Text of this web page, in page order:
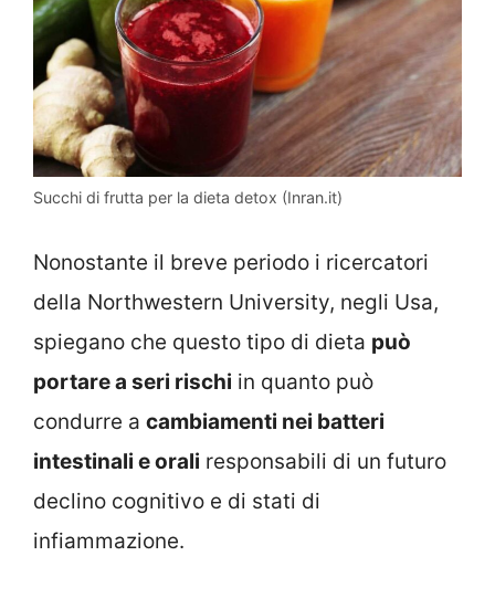
Succhi di frutta per la dieta detox (Inran.it)
Nonostante il breve periodo i ricercatori
della Northwestern University, negli Usa,
spiegano che questo tipo di dieta può
portare a seri rischi in quanto può
condurre a cambiamenti nei batteri
intestinali e orali responsabili di un futuro
declino cognitivo e di stati di
infiammazione.